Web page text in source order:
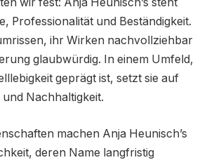
wir fest: Anja Heunisch’s steht
Professionalität und Beständigkeit.
ihr Wirken nachvollziehbar
glaubwürdig. In einem Umfeld,
geprägt ist, setzt sie auf
Nachhaltigkeit.
machen Anja Heunisch’s
deren Name langfristig